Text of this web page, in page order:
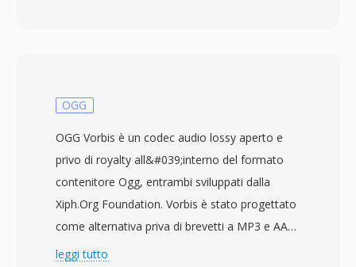
dell&#039;architettura di traduzione codec di
campioni grezzi — nessuna intestazione,
nessun metadato, nessun framing — quindi i
parametri devono essere noti in anticipo.
Sebbene questa assenza di autodescrizione
possa sembrare limitante, è in realtà un
vantaggio nella telefonia dove il formato dei
OGG
OGG Vorbis è un codec audio lossy aperto e
privo di royalty all&#039;interno del formato
contenitore Ogg, entrambi sviluppati dalla
Xiph.Org Foundation. Vorbis è stato progettato
come alternativa priva di brevetti a MP3 e AAC,
utilizzando la codifica con trasformata discreta
leggi tutto